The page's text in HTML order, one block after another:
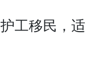
工移民，适